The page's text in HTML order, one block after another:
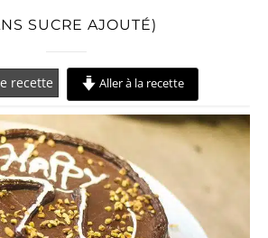
SUCRE AJOUTÉ)
recette Aller à la recette